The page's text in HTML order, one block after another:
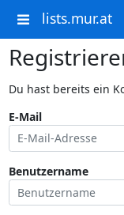
lists.mur.at
Du hast bereits ein
E-Mail
Benutzername